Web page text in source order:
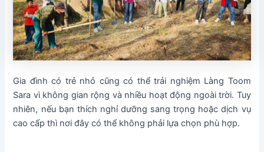
Gia đình có trẻ nhỏ cũng có thể trải nghiệm Làng Toom
Sara vì không gian rộng và nhiều hoạt động ngoài trời. Tuy
nhiên, nếu bạn thích nghỉ dưỡng sang trọng hoặc dịch vụ
cao cấp thì nơi đây có thể không phải lựa chọn phù hợp.